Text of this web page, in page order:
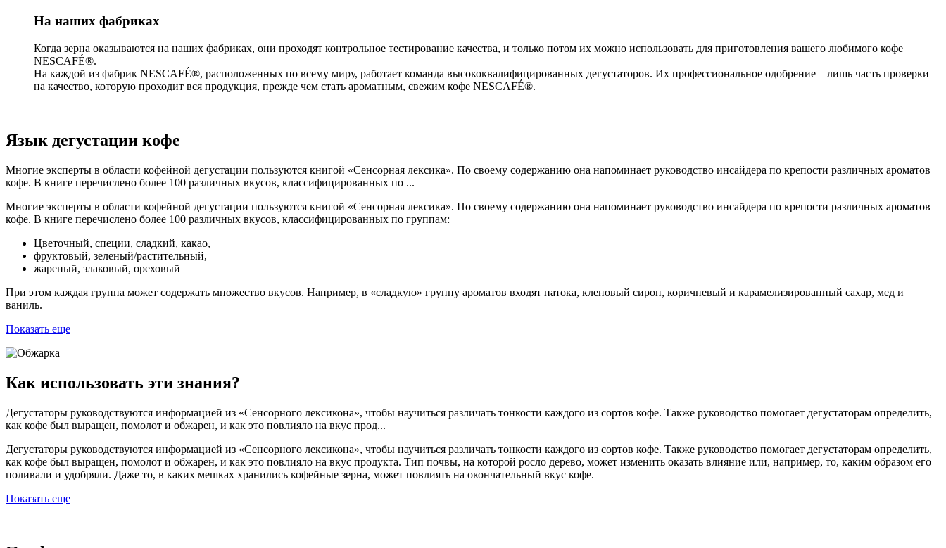
На наших фабриках
Когда зерна оказываются на наших фабриках, они проходят контрольное тестирование качества, и только потом их можно использовать для приготовления вашего любимого кофе
NESCAFÉ®.
На каждой из фабрик NESCAFÉ®, расположенных по всему миру, работает команда высококвалифицированных дегустаторов. Их профессиональное одобрение – лишь часть проверки
на качество, которую проходит вся продукция, прежде чем стать ароматным, свежим кофе NESCAFÉ®.
Язык дегустации кофе
Многие эксперты в области кофейной дегустации пользуются книгой «Сенсорная лексика». По своему содержанию она напоминает руководство инсайдера по крепости различных ароматов
кофе. В книге перечислено более 100 различных вкусов, классифицированных по ...
Многие эксперты в области кофейной дегустации пользуются книгой «Сенсорная лексика». По своему содержанию она напоминает руководство инсайдера по крепости различных ароматов
кофе. В книге перечислено более 100 различных вкусов, классифицированных по группам:
Цветочный, специи, сладкий, какао,
фруктовый, зеленый/растительный,
жареный, злаковый, ореховый
При этом каждая группа может содержать множество вкусов. Например, в «сладкую» группу ароматов входят патока, кленовый сироп, коричневый и карамелизированный сахар, мед и
ваниль.
Показать еще
Как использовать эти знания?
Дегустаторы руководствуются информацией из «Сенсорного лексикона», чтобы научиться различать тонкости каждого из сортов кофе. Также руководство помогает дегустаторам определить,
как кофе был выращен, помолот и обжарен, и как это повлияло на вкус прод...
Дегустаторы руководствуются информацией из «Сенсорного лексикона», чтобы научиться различать тонкости каждого из сортов кофе. Также руководство помогает дегустаторам определить,
как кофе был выращен, помолот и обжарен, и как это повлияло на вкус продукта. Тип почвы, на которой росло дерево, может изменить оказать влияние или, например, то, каким образом его
поливали и удобряли. Даже то, в каких мешках хранились кофейные зерна, может повлиять на окончательный вкус кофе.
Показать еще